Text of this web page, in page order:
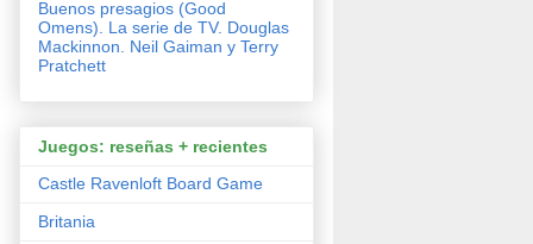
Buenos presagios (Good
Omens). La serie de TV. Douglas
Mackinnon. Neil Gaiman y Terry
Pratchett
Juegos: reseñas + recientes
Castle Ravenloft Board Game
Britania